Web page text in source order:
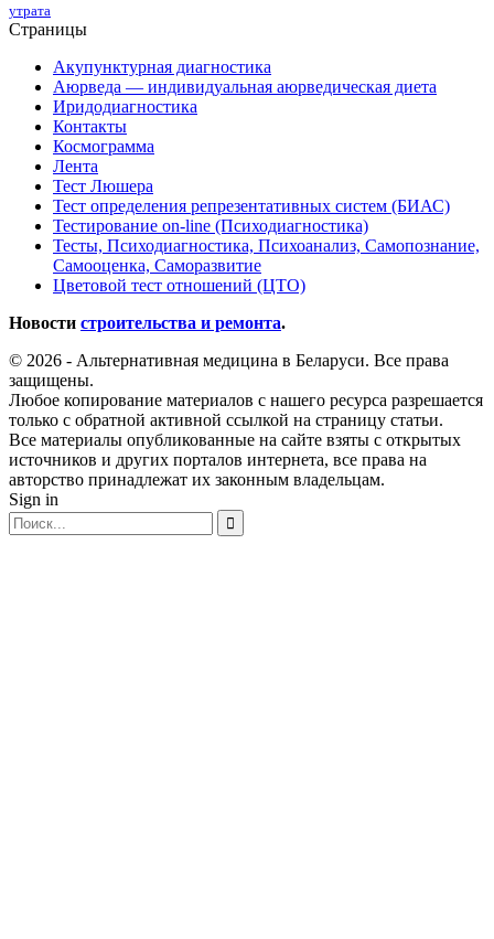
утрата
Страницы
Акупунктурная диагностика
Аюрведа — индивидуальная аюрведическая диета
Иридодиагностика
Контакты
Космограмма
Лента
Тест Люшера
Тест определения репрезентативных систем (БИАС)
Тестирование on-line (Психодиагностика)
Тесты, Психодиагностика, Психоанализ, Самопознание,
Самооценка, Саморазвитие
Цветовой тест отношений (ЦТО)
Новости строительства и ремонта.
© 2026 - Альтернативная медицина в Беларуси. Все права
защищены.
Любое копирование материалов с нашего ресурса разрешается
только с обратной активной ссылкой на страницу статьи.
Все материалы опубликованные на сайте взяты с открытых
источников и других порталов интернета, все права на
авторство принадлежат их законным владельцам.
Sign in